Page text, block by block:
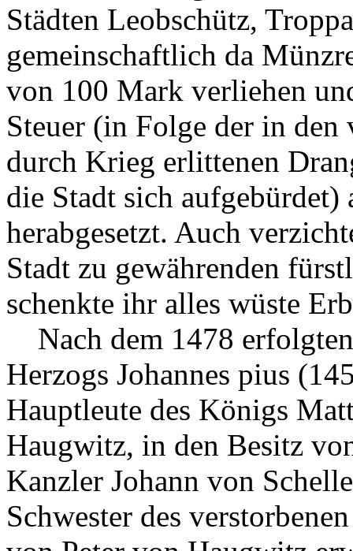
Städten Leobschütz,
gemeinschaftlich da
von 100 Mark verliehen
Steuer (in Folge der in den
durch Krieg erlittenen
die Stadt sich
herabgesetzt. Auch
Stadt zu gewährenden
schenkte ihr alles wüste
Nach dem 1478
Herzogs Johannes pius
Hauptleute des Königs
Haugwitz, in den Besitz
Kanzler Johann von
Schwester des